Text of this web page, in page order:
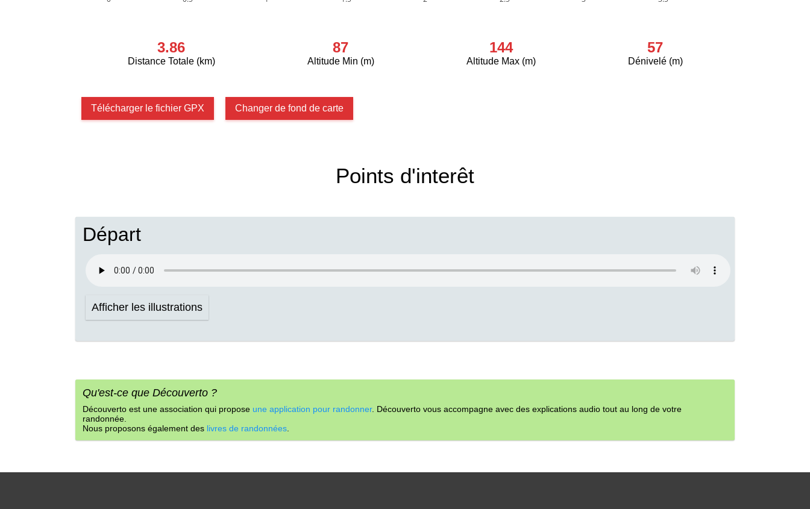
3.86
Distance Totale (km)
87
Altitude Min (m)
144
Altitude Max (m)
57
Dénivelé (m)
Télécharger le fichier GPX Changer de fond de carte
Points d'interêt
Départ
Afficher les illustrations
Qu'est-ce que Découverto ?
Découverto est une association qui propose une application pour randonner. Découverto vous accompagne avec des explications audio tout au long de votre
randonnée.
Nous proposons également des livres de randonnées